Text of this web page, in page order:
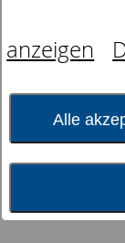
anzeigen
Alle
anthrazit und